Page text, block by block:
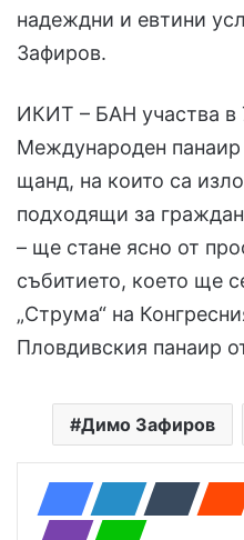
надеждни и евтини
Зафиров.
ИКИТ – БАН участва в
Международен
щанд, на които са
подходящи за
– ще стане ясно от
събитието, което ще
„Струма“ на
Пловдивския панаир
Димо Зафиров